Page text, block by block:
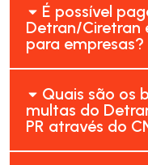
É possível
Detran/Ciretran
para empresas?
Quais são os
multas do
PR através do